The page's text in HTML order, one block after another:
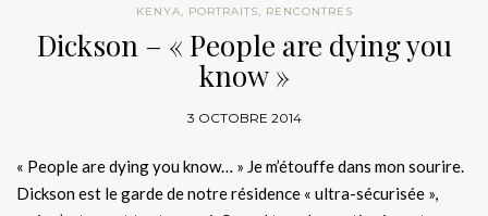
KENYA, PORTRAITS, RENCONTRES
Dickson – « People are dying you
know »
3 OCTOBRE 2014
« People are dying you know… » Je m’étouffe dans mon sourire.
Dickson est le garde de notre résidence « ultra-sécurisée »,